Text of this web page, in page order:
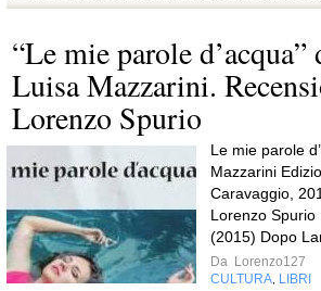
“Le mie parole
Luisa Mazzarini.
Lorenzo Spurio
Le mie parole
Mazzarini
Caravaggio,
Lorenzo Spurio
(2015) Dopo
Da Lorenzo127
CULTURA LIBRI